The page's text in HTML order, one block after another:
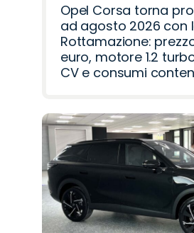
Opel Corsa torna
ad agosto 2026 con
Rottamazione:
euro, motore 1.2
CV e consumi